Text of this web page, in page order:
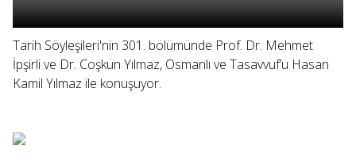
Tarih Söyleşileri'nin 301. bölümünde Prof. Dr. Mehmet
İpşirli ve Dr. Coşkun Yılmaz, Osmanlı ve Tasavvuf’u Hasan
Kamil Yılmaz ile konuşuyor.